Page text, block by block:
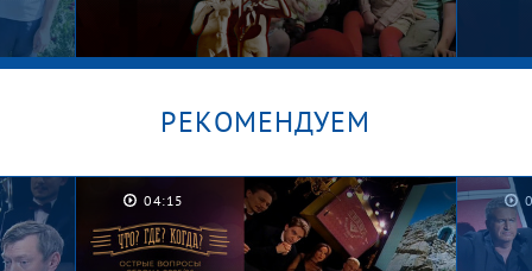
Графские развалины. Мужское /
Женское
РЕКОМЕНДУЕМ
04:15